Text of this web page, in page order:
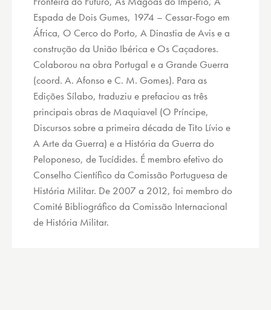
Espada de Dois Gumes, 1974 – Cessar-Fogo em
África, O Cerco do Porto, A Dinastia de Avis e a
construção da União Ibérica e Os Caçadores.
Colaborou na obra Portugal e a Grande Guerra
(coord. A. Afonso e C. M. Gomes). Para as
Edições Sílabo, traduziu e prefaciou as três
principais obras de Maquiavel (O Príncipe,
Discursos sobre a primeira década de Tito Lívio e
A Arte da Guerra) e a História da Guerra do
Peloponeso, de Tucídides. É membro efetivo do
Conselho Científico da Comissão Portuguesa de
História Militar. De 2007 a 2012, foi membro do
Comité Bibliográfico da Comissão Internacional
de História Militar.